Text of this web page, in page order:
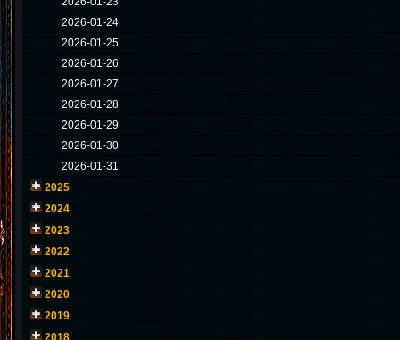
2026-01-24
2026-01-25
2026-01-26
2026-01-27
2026-01-28
2026-01-29
2026-01-30
2026-01-31
2025
2024
2023
2022
2021
2020
2019
2018